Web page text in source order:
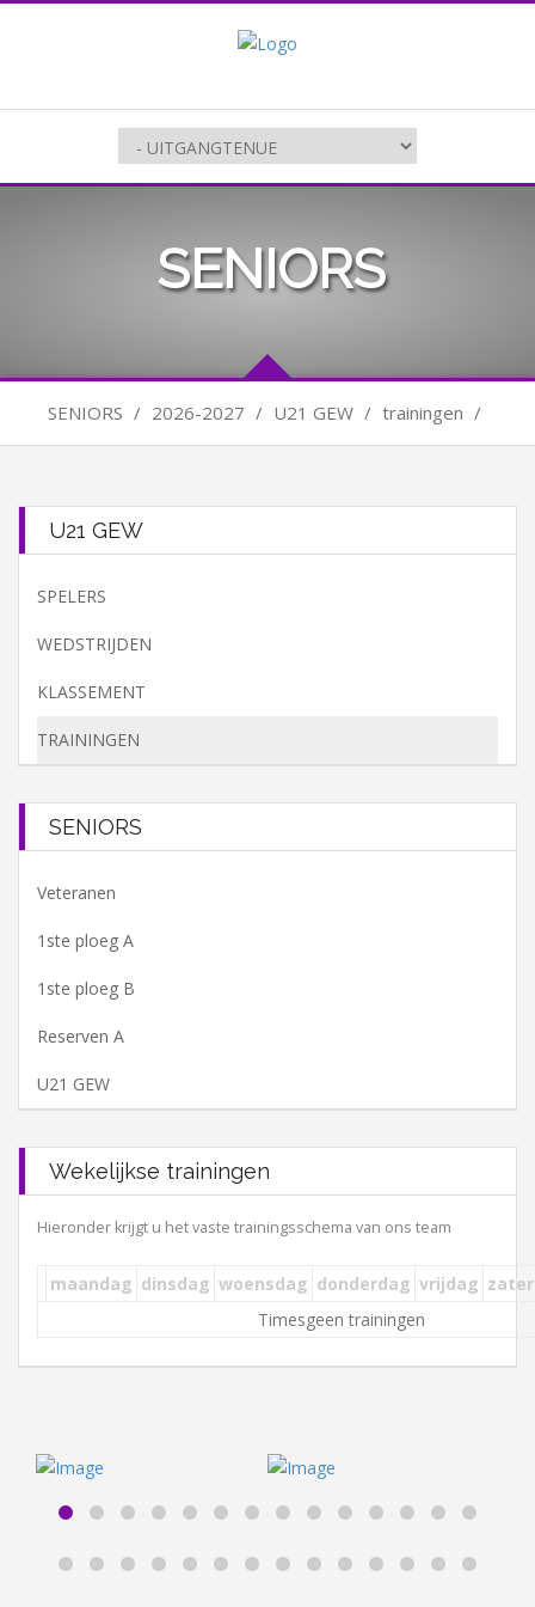
SENIORS
SENIORS / 2026-2027 / U21 GEW / trainingen /
U21 GEW
SPELERS
WEDSTRIJDEN
KLASSEMENT
TRAININGEN
SENIORS
Veteranen
1ste ploeg A
1ste ploeg B
Reserven A
U21 GEW
Wekelijkse trainingen
Hieronder krijgt u het vaste trainingsschema van ons team
maandag dinsdag woensdag donderdag vrijdag
geen trainingen